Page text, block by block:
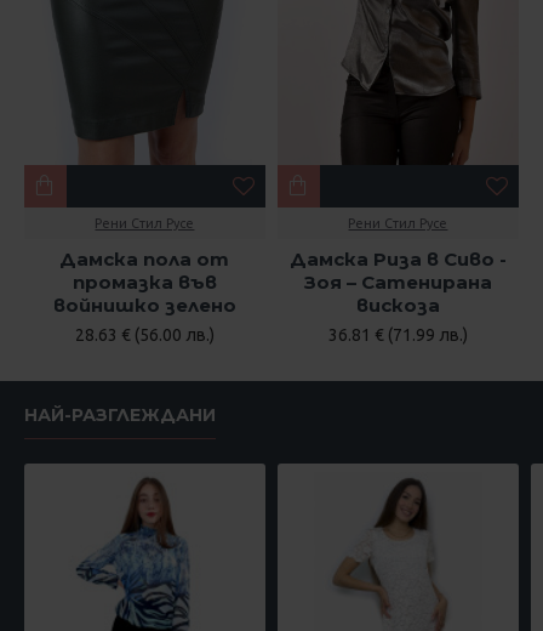
Рени Стил Русе
Дамска пола от
промазка във
войнишко зелено
28.63 € (56.00 лв.)
Рени Стил Русе
Дамска Риза в Сиво -
Зоя – Сатенирана
вискоза
36.81 € (71.99 лв.)
НАЙ-РАЗГЛЕЖДАНИ